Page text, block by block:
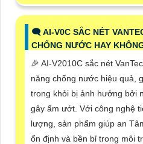
🗨️ AI-V0C SẮC NÉT
CHỐNG NƯỚC HAY
️🎉 AI-V2010C sắc nét
năng chống nước hiệu quả,
trong khỏi bị ảnh hưởng bởi
gây ẩm ướt. Với công nghệ
lượng, sản phẩm giúp an
ổn định và bền bỉ trong môi